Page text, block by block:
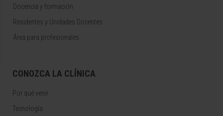
Docencia y formación
Residentes y Unidades Docentes
Área para profesionales
CONOZCA LA CLÍNICA
Por qué venir
Tecnología